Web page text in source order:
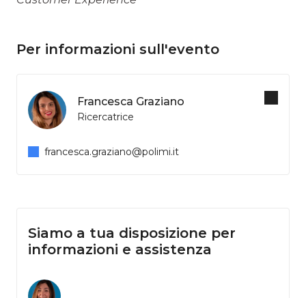
Per informazioni sull'evento
Francesca Graziano
Ricercatrice
francesca.graziano@polimi.it
Siamo a tua disposizione per
informazioni e assistenza